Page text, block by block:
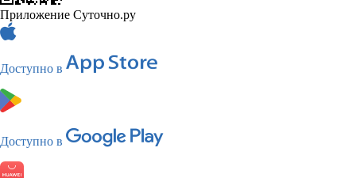
Приложение Суточно.ру
Доступно в
Доступно в